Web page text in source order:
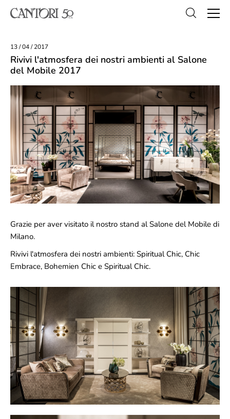
13 / 04 / 2017
Rivivi l'atmosfera dei nostri ambienti al Salone
del Mobile 2017
Grazie per aver visitato il nostro stand al Salone del Mobile di
Milano.
Rivivi l'atmosfera dei nostri ambienti: Spiritual Chic, Chic
Embrace, Bohemien Chic e Spiritual Chic.